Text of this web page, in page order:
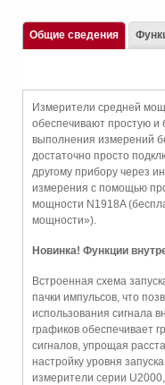
Общие сведения
Измерители средней
обеспечивают простую и
выполнения измерений
достаточно просто
другому прибору через
измерения с помощью
мощности N1918A
мощности»).
Новинка! Функции
Встроенная схема
пачки импульсов, что
использования сигнала
графиков обеспечивает
сигналов, упрощая
настройку уровня
измерители серии